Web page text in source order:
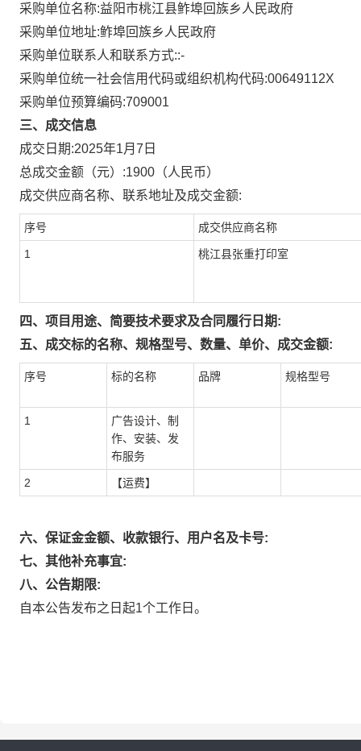
采购单位名称:益阳市桃江县鲊埠回族乡人民政府
采购单位地址:鲊埠回族乡人民政府
采购单位联系人和联系方式::-
采购单位统一社会信用代码或组织机构代码:00649112X
采购单位预算编码:709001
三、成交信息
成交日期:2025年1月7日
总成交金额（元）:1900 （人民币）
成交供应商名称、联系地址及成交金额:
序号 成交供应商名称
1 桃江县张重打印室
四、项目用途、简要技术要求及合同履行日期:
五、成交标的名称、规格型号、数量、单价、成交金额:
序号 标的名称 品牌 规格型号
1
广告设计、制
作、安装、发
布服务
2 【运费】
六、保证金金额、收款银行、用户名及卡号:
七、其他补充事宜:
八、公告期限:
自本公告发布之日起1个工作日。